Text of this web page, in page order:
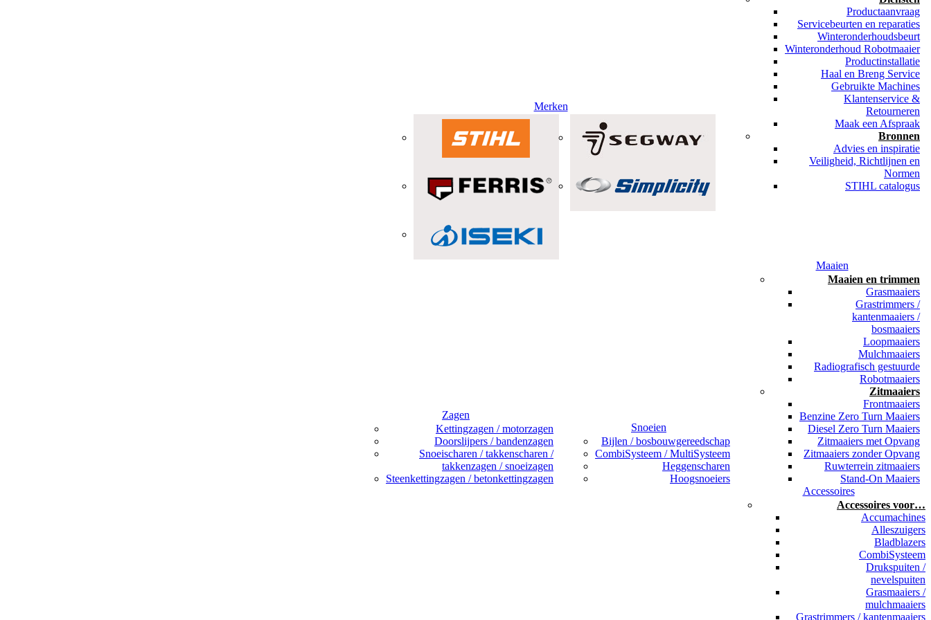
Merken
Productaanvraag
Servicebeurten en reparaties
Winteronderhoudsbeurt
Winteronderhoud Robotmaaier
Productinstallatie
Haal en Breng Service
Gebruikte Machines
Klantenservice &
Retourneren
Maak een Afspraak
Bronnen
Advies en inspiratie
Veiligheid, Richtlijnen en
Normen
STIHL catalogus
Zagen
Kettingzagen / motorzagen
Doorslijpers / bandenzagen
Snoeischaren / takkenscharen /
takkenzagen / snoeizagen
Steenkettingzagen / betonkettingzagen
Snoeien
Bijlen / bosbouwgereedschap
CombiSysteem / MultiSysteem
Heggenscharen
Hoogsnoeiers
Maaien
Maaien en trimmen
Grasmaaiers
Grastrimmers /
kantenmaaiers /
bosmaaiers
Loopmaaiers
Mulchmaaiers
Radiografisch gestuurde
Robotmaaiers
Zitmaaiers
Frontmaaiers
Benzine Zero Turn Maaiers
Diesel Zero Turn Maaiers
Zitmaaiers met Opvang
Zitmaaiers zonder Opvang
Ruwterrein zitmaaiers
Stand-On Maaiers
Accessoires
Accessoires voor…
Accumachines
Alleszuigers
Bladblazers
CombiSysteem
Drukspuiten /
nevelspuiten
Grasmaaiers /
mulchmaaiers
Grastrimmers / kantenmaaiers